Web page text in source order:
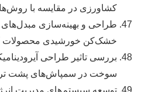
کشاورزی در مقایسه با
طراحی و بهینه‌سازی
خشک‌کن خورشیدی محصولات
بررسی تاثیر طراحی
سوخت در سمپاش‌های پشت
توسعه سیستم‌های مدیریت